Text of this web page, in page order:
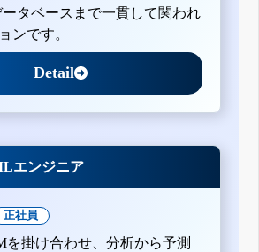
タベースまで一貫して関われ
ンです。
Detail
エンジニア
正社員
掛け合わせ、分析から予測